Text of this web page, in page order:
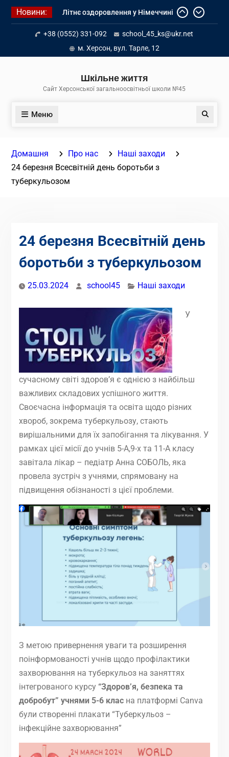
Перейти
Новини:
Літнє оздоровлення у Німеччині
Діалог з бізнесом
Інформація про вступ молоді з
тимчасово окупованих територій
до українських закладів освіти
+38 (0552) 331-092
school_45_ks@ukr.net
м. Херсон, вул. Тарле, 12
Шкільне життя
Сайт Херсонської загальноосвітньої школи №45
Меню Пошук
Домашня Про нас
Наші заходи
24 березня Всесвітній день боротьби з
туберкульозом
24 березня Всесвітній день
боротьби з туберкульозом
25.03.2024 school45 Наші заходи
У
сучасному світі здоров’я є однією з найбільш
важливих складових успішного життя.
Своєчасна інформація та освіта щодо різних
хвороб, зокрема туберкульозу, стають
вирішальними для їх запобігання та лікування. У
рамках цієї місії до учнів 5-А,9-х та 11-А класу
завітала лікар – педіатр Анна СОБОЛЬ, яка
провела зустріч з учнями, спрямовану на
підвищення обізнаності з цієї проблеми.
З метою привернення уваги та розширення
поінформованості учнів щодо профілактики
захворювання на туберкульоз на заняттях
інтегрованого курсу “Здоров’я, безпека та
добробут” учнями 5-6 клас на платформі Canva
були створенні плакати “Туберкульоз –
інфекційне захворювання”